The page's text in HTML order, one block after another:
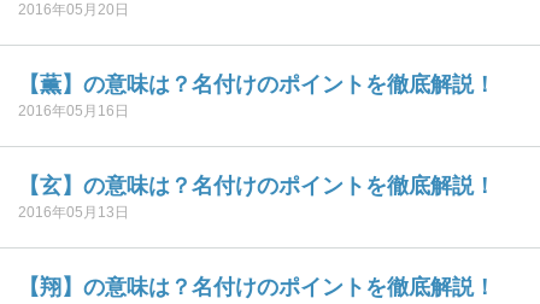
2016年05月20日
【薫】の意味は？名付けのポイントを徹底解説！
2016年05月16日
【玄】の意味は？名付けのポイントを徹底解説！
2016年05月13日
【翔】の意味は？名付けのポイントを徹底解説！